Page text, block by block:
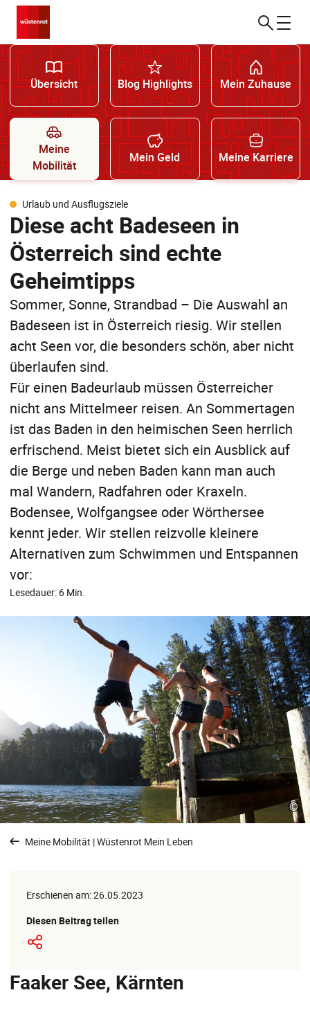
Übersicht Blog Highlights Mein Zuhause
Meine
Mobilität
Mein Geld Meine Karriere
©
Urlaub und Ausflugsziele
Diese acht Badeseen in
Österreich sind echte
Geheimtipps
Sommer, Sonne, Strandbad – Die Auswahl an
Badeseen ist in Österreich riesig. Wir stellen
acht Seen vor, die besonders schön, aber nicht
überlaufen sind.
Für einen Badeurlaub müssen Österreicher
nicht ans Mittelmeer reisen. An Sommertagen
ist das Baden in den heimischen Seen herrlich
erfrischend. Meist bietet sich ein Ausblick auf
die Berge und neben Baden kann man auch
mal Wandern, Radfahren oder Kraxeln.
Bodensee, Wolfgangsee oder Wörthersee
kennt jeder. Wir stellen reizvolle kleinere
Alternativen zum Schwimmen und Entspannen
vor:
Lesedauer: 6 Min.
Meine Mobilität | Wüstenrot Mein Leben
Erschienen am: 26.05.2023
Diesen Beitrag teilen
Faaker See, Kärnten